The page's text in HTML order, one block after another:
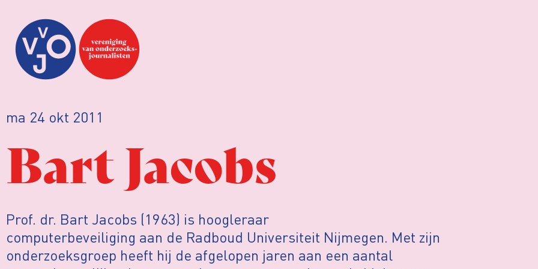
ma 24 okt 2011
Bart Jacobs
Prof. dr. Bart Jacobs (1963) is hoogleraar
computerbeveiliging aan de Radboud Universiteit Nijmegen. Met zijn
onderzoeksgroep heeft hij de afgelopen jaren aan een aantal